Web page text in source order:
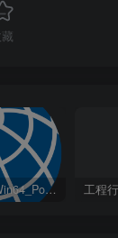
工程行业_Win64_PointWise 18.6 R2 x64资源下载地址_百度网盘迅雷BT